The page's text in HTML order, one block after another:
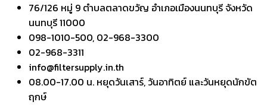
76/126 หมู่ 9 ตำบลตลาดขวัญ อำเภอเมืองนนทบุรี จังหวัด
นนทบุรี 11000
098-1010-500, 02-968-3300
02-968-3311
info@filtersupply.in.th
08.00-17.00 น. หยุดวันเสาร์, วันอาทิตย์ และวันหยุดนักขัต
ฤกษ์